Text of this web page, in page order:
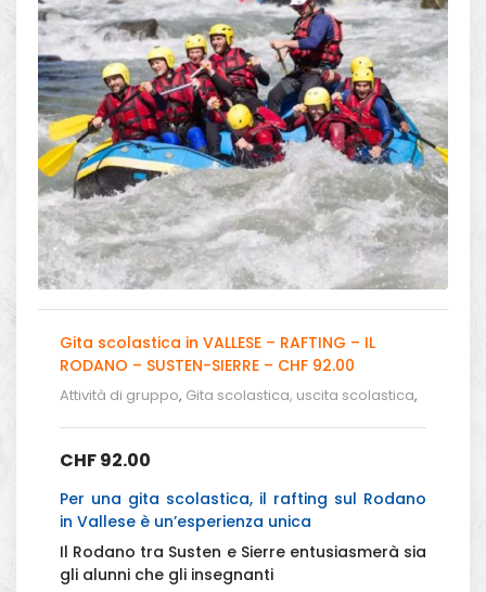
Gita scolastica in VALLESE – RAFTING – IL
RODANO – SUSTEN-SIERRE – CHF 92.00
Attività di gruppo, Gita scolastica, uscita scolastica,
CHF92.00
Per una gita scolastica, il rafting sul Rodano
in Vallese è un’esperienza unica
Il Rodano tra Susten e Sierre entusiasmerà sia
gli alunni che gli insegnanti